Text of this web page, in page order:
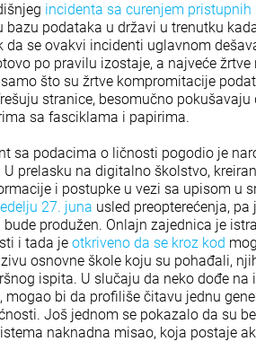
incidenta sa curenjem
bazu podataka u državi u trenutku
da se ovakvi incidenti uglavnom
po pravilu izostaje, a najveće
što su žrtve kompromitacije
stranice, besomučno
sa fasciklama i papirima.
sa podacima o ličnosti pogodio je
prelasku na digitalno školstvo,
i postupke u vezi sa upisom u
27. juna usled preopterećenja,
produžen. Onlajn zajednica je
i tada je otkriveno da se kroz kod
osnovne škole koju su pohađali,
ispita. U slučaju da neko dođe
mogao bi da profiliše čitavu jednu
Još jednom se pokazalo da su
naknadna misao, koja postaje